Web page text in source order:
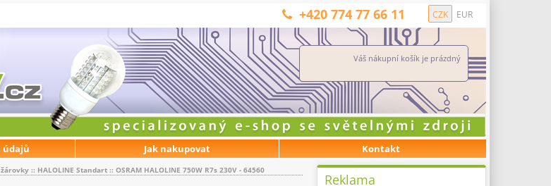
CZK EUR
+420 774 77 66 11
Váš nákupní košík je prázdný
údajů Jak nakupovat Kontakt
:: HALOLINE Standart :: OSRAM HALOLINE 750W R7s 230V - 64560
Reklama